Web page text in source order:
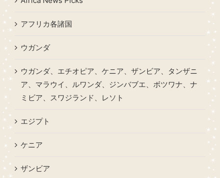
アフリカ各諸国
ウガンダ
ウガンダ、エチオピア、ケニア、ザンビア、タンザニ
ア、マラウイ、ルワンダ、ジンバブエ、ボツワナ、ナ
ミビア、スワジランド、レソト
エジプト
ケニア
ザンビア